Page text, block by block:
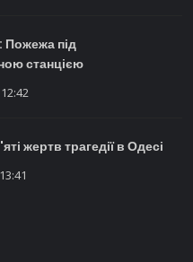
Пожежа під
станцією
жертв трагедії в Одесі